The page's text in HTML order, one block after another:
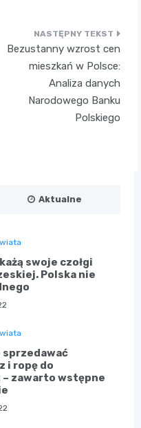
Bezustanny wzrost cen
mieszkań w Polsce:
Analiza danych
Narodowego Banku
Polskiego
Aktualne
swoje czołgi
Polska nie
sprzedawać
i ropę do
zawarto wstępne